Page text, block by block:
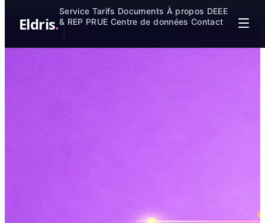
Passer au contenu principal
Eldris.
Service Tarifs Documents À propos DEEE
& REP PRUE Centre de données Contact